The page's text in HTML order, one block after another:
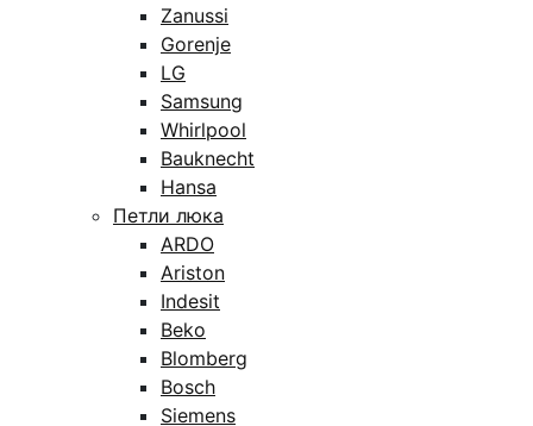
Zanussi
Gorenje
LG
Samsung
Whirlpool
Bauknecht
Hansa
Петли люка
ARDO
Ariston
Indesit
Beko
Blomberg
Bosch
Siemens